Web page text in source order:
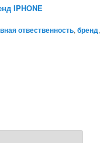
IPHONE
отвественность,бренд,